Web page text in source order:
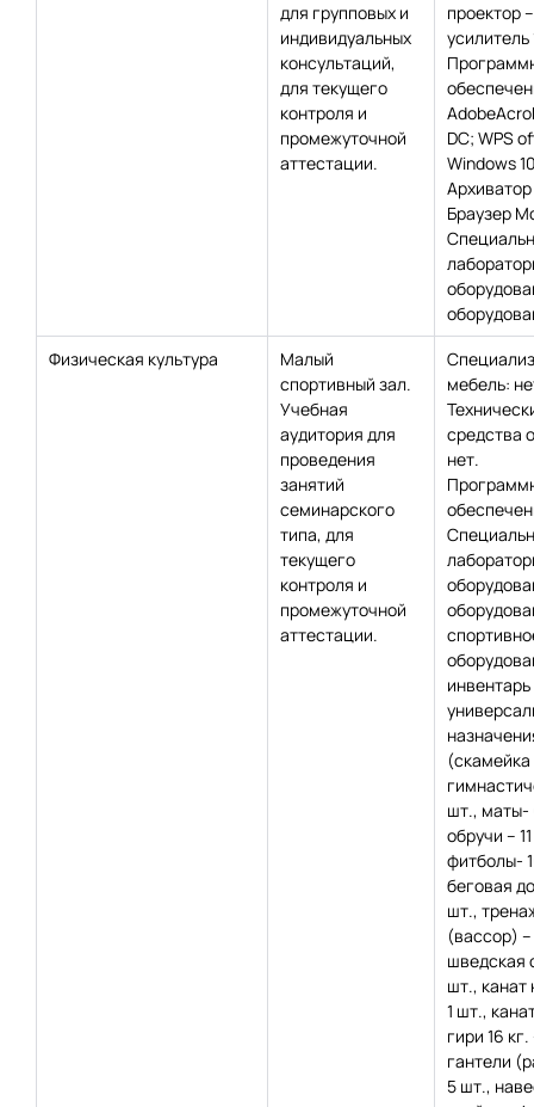
для групповых и
индивидуальных
консультаций,
для текущего
контроля и
промежуточной
аттестации.
проектор
усилитель
DC; WPS
Windows
Браузер
Физическая культура
Малый
спортивный зал.
Учебная
аудитория для
проведения
занятий
семинарского
типа, для
текущего
контроля и
промежуточной
аттестации.
мебель:
средства
нет.
инвентарь
(скамейка
шт., маты-
обручи –
фитболы-
беговая
шт.,
(вассор)
шведская
шт., канат
1 шт.,
гири 16
гантели
5 шт.,